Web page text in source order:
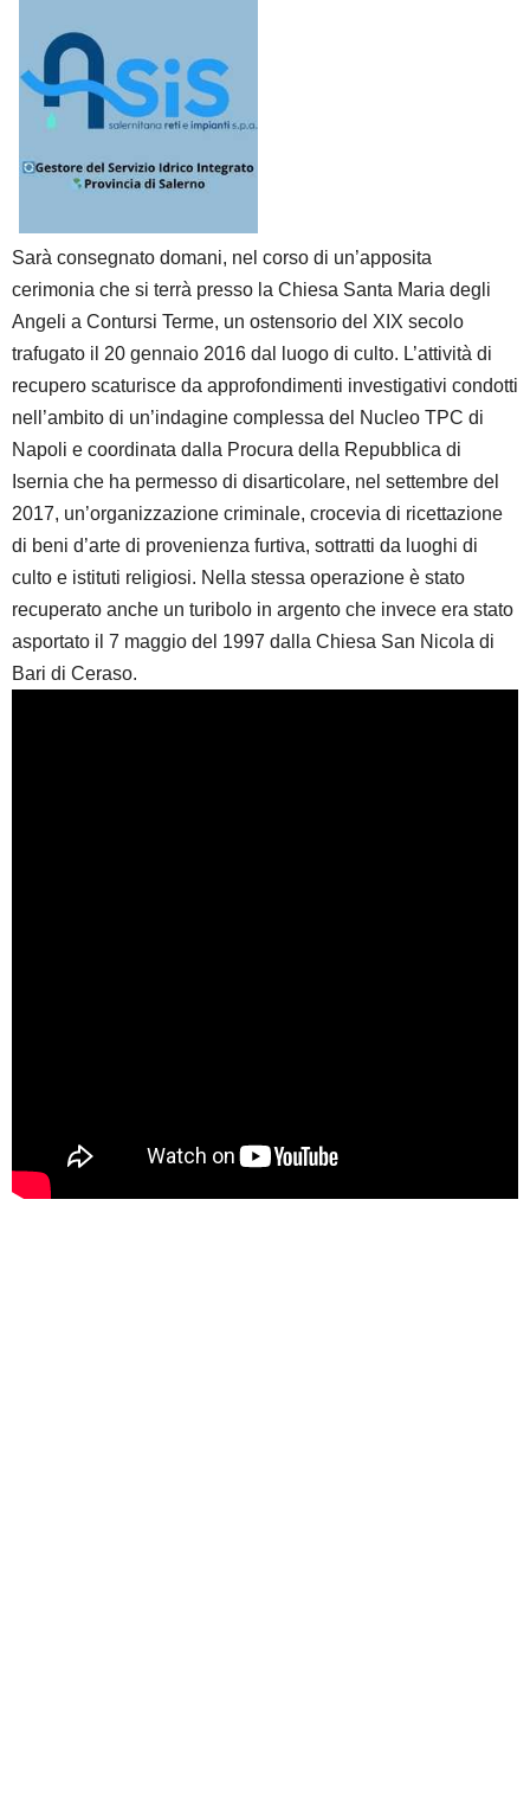
Sarà consegnato domani, nel corso di un’apposita
cerimonia che si terrà presso la Chiesa Santa Maria degli
Angeli a Contursi Terme, un ostensorio del XIX secolo
trafugato il 20 gennaio 2016 dal luogo di culto. L’attività di
recupero scaturisce da approfondimenti investigativi condotti
nell’ambito di un’indagine complessa del Nucleo TPC di
Napoli e coordinata dalla Procura della Repubblica di
Isernia che ha permesso di disarticolare, nel settembre del
2017, un’organizzazione criminale, crocevia di ricettazione
di beni d’arte di provenienza furtiva, sottratti da luoghi di
culto e istituti religiosi. Nella stessa operazione è stato
recuperato anche un turibolo in argento che invece era stato
asportato il 7 maggio del 1997 dalla Chiesa San Nicola di
Bari di Ceraso.